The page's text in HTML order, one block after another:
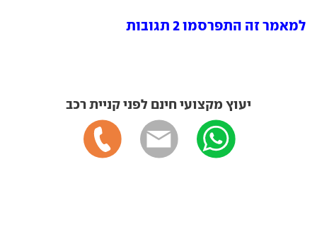
למאמר זה התפרסמו 2 תגובות
יעוץ מקצועי חינם לפני קניית רכב